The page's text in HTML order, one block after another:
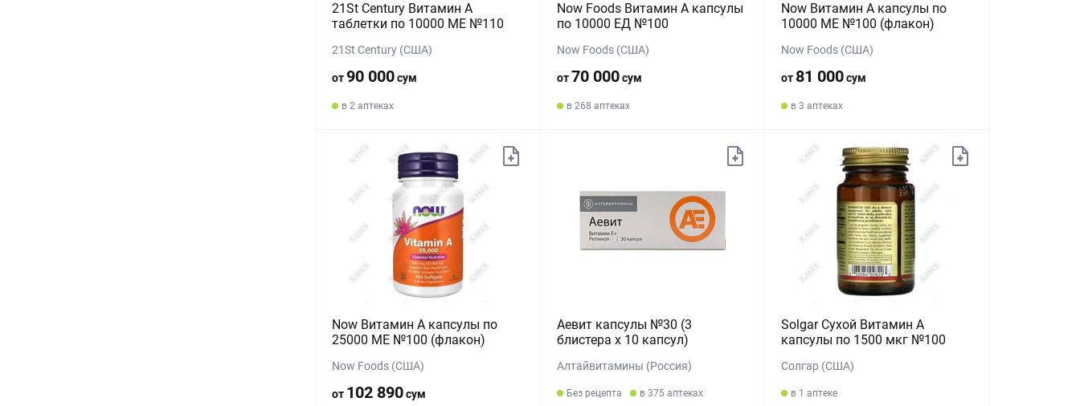
21St Century Витамин А
таблетки по 10000 МЕ №110
21St Century (США)
от90 000сум
в 2 аптеках
Now Foods Витамин А капсулы
по 10000 ЕД №100
Now Foods (США)
от70 000сум
в 268 аптеках
Now Витамин А капсулы по
10000 МЕ №100 (флакон)
Now Foods (США)
от 81 000сум
в 3 аптеках
Now Витамин А капсулы по
25000 МЕ №100 (флакон)
Now Foods (США)
от 102 890сум
Аевит капсулы №30 (3
блистера х 10 капсул)
Алтайвитамины (Россия)
Без рецепта в 375 аптеках
Solgar Сухой Витамин А
капсулы по 1500 мкг №100
Солгар (США)
в 1 аптеке